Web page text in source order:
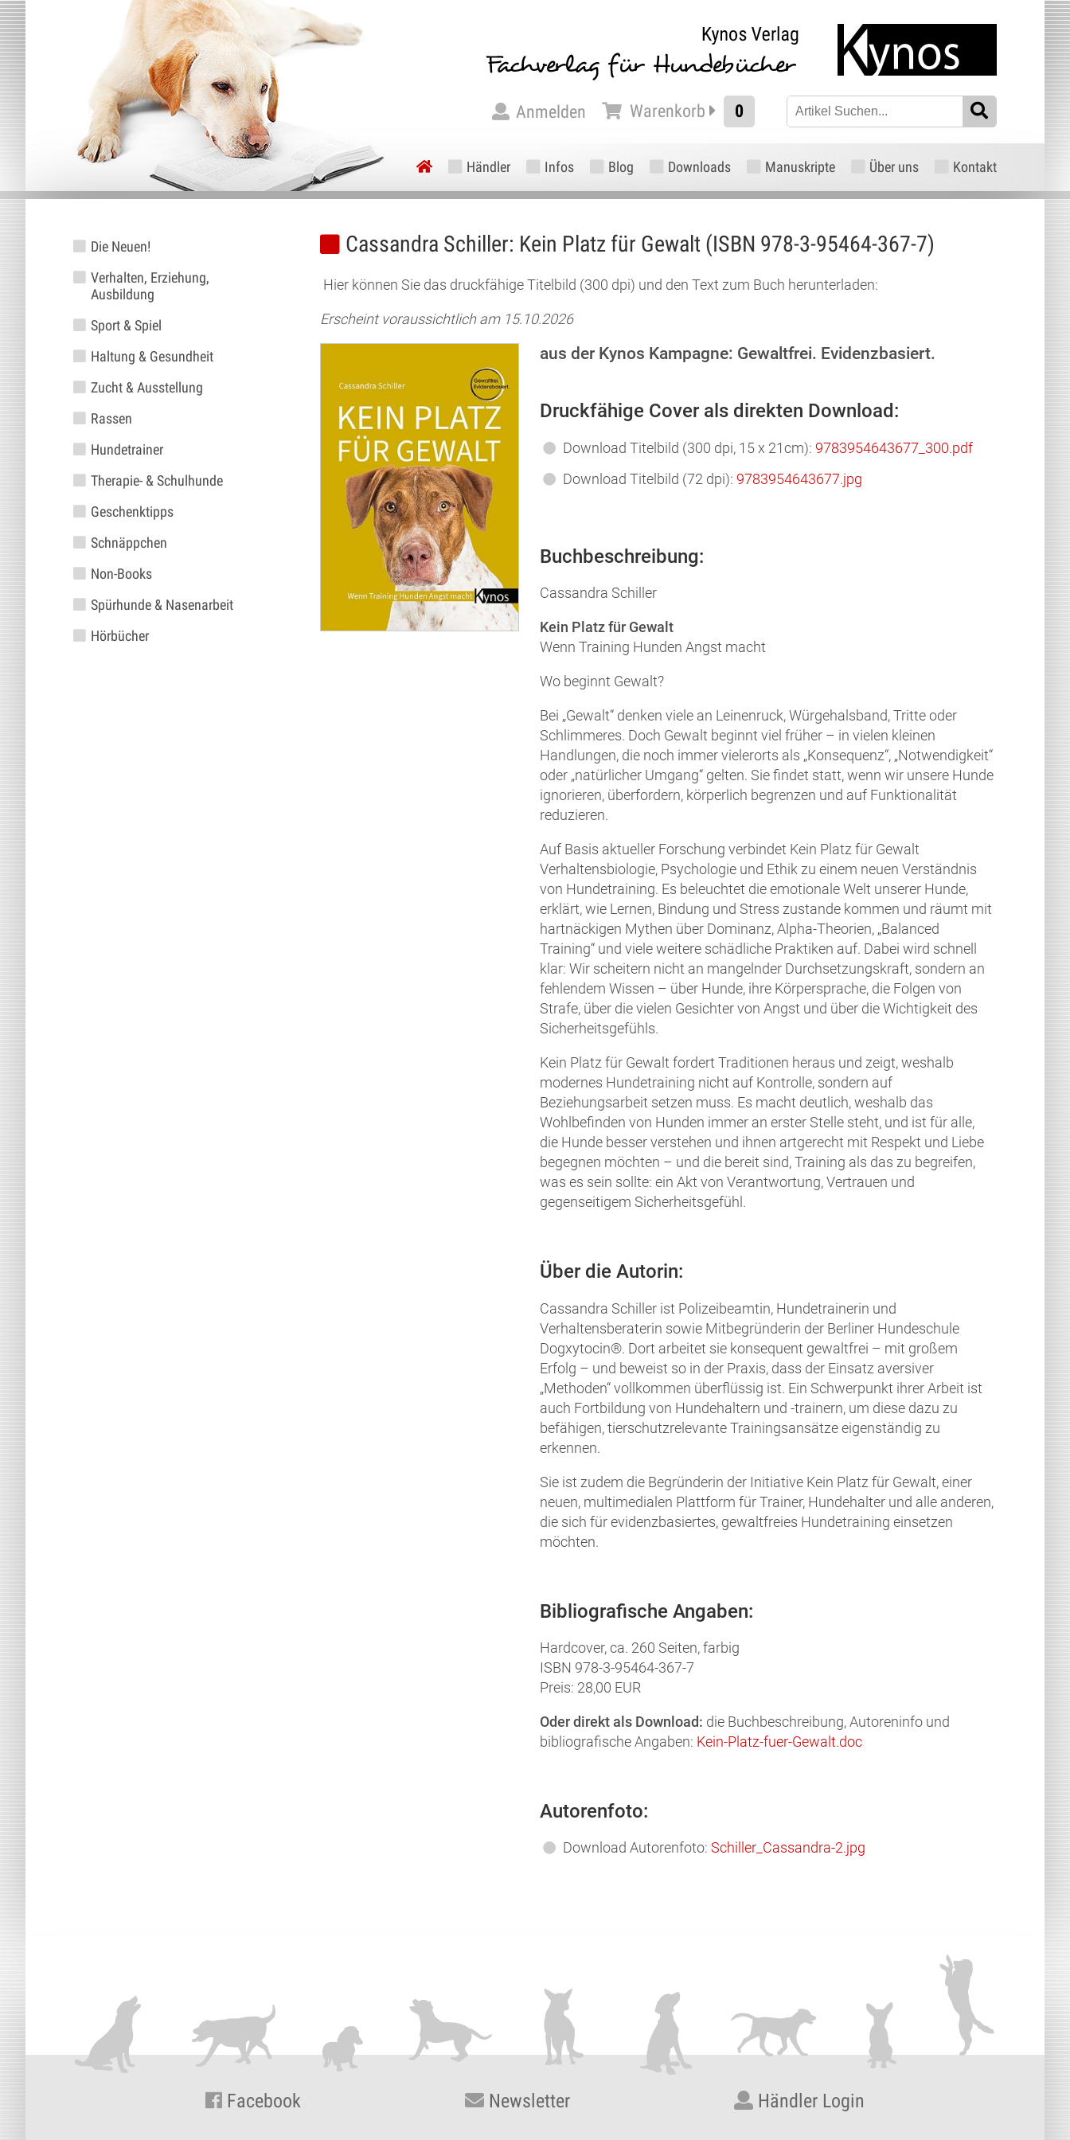
Die Neuen!
Verhalten, Erziehung,
Ausbildung
Sport & Spiel
Haltung & Gesundheit
Zucht & Ausstellung
Rassen
Hundetrainer
Therapie- & Schulhunde
Geschenktipps
Schnäppchen
Non-Books
Spürhunde & Nasenarbeit
Hörbücher
Cassandra Schiller: Kein Platz für Gewalt (ISBN 978-3-95464-367-7)
Hier können Sie das druckfähige Titelbild (300 dpi) und den Text zum Buch herunterladen:
Erscheint voraussichtlich am 15.10.2026
aus der Kynos Kampagne: Gewaltfrei. Evidenzbasiert.
Druckfähige Cover als direkten Download:
Download Titelbild (300 dpi, 15 x 21cm): 9783954643677_300.pdf
Download Titelbild (72 dpi): 9783954643677.jpg
Buchbeschreibung:
Cassandra Schiller
Kein Platz für Gewalt
Wenn Training Hunden Angst macht
Wo beginnt Gewalt?
Bei „Gewalt“ denken viele an Leinenruck, Würgehalsband, Tritte oder
Schlimmeres. Doch Gewalt beginnt viel früher – in vielen kleinen
Handlungen, die noch immer vielerorts als „Konsequenz“, „Notwendigkeit“
oder „natürlicher Umgang“ gelten. Sie findet statt, wenn wir unsere Hunde
ignorieren, überfordern, körperlich begrenzen und auf Funktionalität
reduzieren.
Auf Basis aktueller Forschung verbindet Kein Platz für Gewalt
Verhaltensbiologie, Psychologie und Ethik zu einem neuen Verständnis
von Hundetraining. Es beleuchtet die emotionale Welt unserer Hunde,
erklärt, wie Lernen, Bindung und Stress zustande kommen und räumt mit
hartnäckigen Mythen über Dominanz, Alpha-Theorien, „Balanced
Training“ und viele weitere schädliche Praktiken auf. Dabei wird schnell
klar: Wir scheitern nicht an mangelnder Durchsetzungskraft, sondern an
fehlendem Wissen – über Hunde, ihre Körpersprache, die Folgen von
Strafe, über die vielen Gesichter von Angst und über die Wichtigkeit des
Sicherheitsgefühls.
Kein Platz für Gewalt fordert Traditionen heraus und zeigt, weshalb
modernes Hundetraining nicht auf Kontrolle, sondern auf
Beziehungsarbeit setzen muss. Es macht deutlich, weshalb das
Wohlbefinden von Hunden immer an erster Stelle steht, und ist für alle,
die Hunde besser verstehen und ihnen artgerecht mit Respekt und Liebe
begegnen möchten – und die bereit sind, Training als das zu begreifen,
was es sein sollte: ein Akt von Verantwortung, Vertrauen und
gegenseitigem Sicherheitsgefühl.
Über die Autorin:
Cassandra Schiller ist Polizeibeamtin, Hundetrainerin und
Verhaltensberaterin sowie Mitbegründerin der Berliner Hundeschule
Dogxytocin®. Dort arbeitet sie konsequent gewaltfrei – mit großem
Erfolg – und beweist so in der Praxis, dass der Einsatz aversiver
„Methoden“ vollkommen überflüssig ist. Ein Schwerpunkt ihrer Arbeit ist
auch Fortbildung von Hundehaltern und -trainern, um diese dazu zu
befähigen, tierschutzrelevante Trainingsansätze eigenständig zu
erkennen.
Sie ist zudem die Begründerin der Initiative Kein Platz für Gewalt, einer
neuen, multimedialen Plattform für Trainer, Hundehalter und alle anderen,
die sich für evidenzbasiertes, gewaltfreies Hundetraining einsetzen
möchten.
Bibliografische Angaben:
Hardcover, ca. 260 Seiten, farbig
ISBN 978-3-95464-367-7
Preis: 28,00 EUR
Oder direkt als Download: die Buchbeschreibung, Autoreninfo und
bibliografische Angaben: Kein-Platz-fuer-Gewalt.doc
Autorenfoto:
Download Autorenfoto:Schiller_Cassandra-2.jpg
Facebook Newsletter Händler Login
Anmelden Warenkorb 0
Händler Infos Blog Downloads Manuskripte Über uns Kontakt